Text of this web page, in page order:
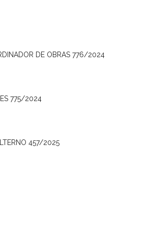
DE OBRAS 776/2024
775/2024
457/2025